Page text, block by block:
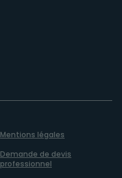
Mentions légales
Demande de devis
professionnel